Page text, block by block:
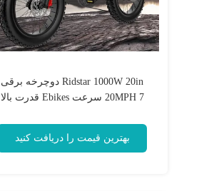
Ridstar 1000W 20in دوچرخه برقی
20MPH 7 سرعت Ebikes قدرت بالا
بهترین قیمت را دریافت کنید